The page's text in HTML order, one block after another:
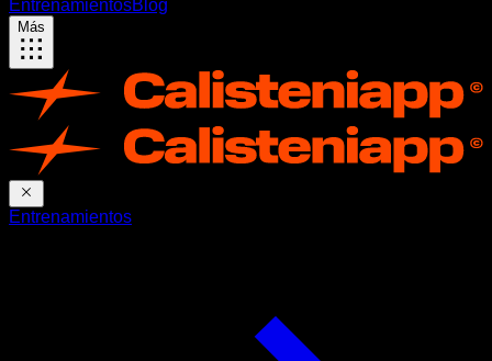
EntrenamientosBlog
Más
Entrenamientos